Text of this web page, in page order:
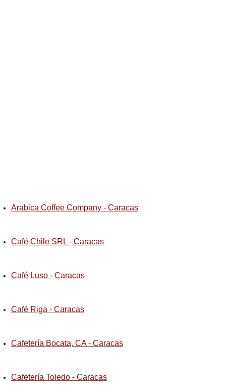
Arabica Coffee Company - Caracas
Café Chile SRL - Caracas
Café Luso - Caracas
Café Riga - Caracas
Cafetería Bocata, CA - Caracas
Cafetería Toledo - Caracas